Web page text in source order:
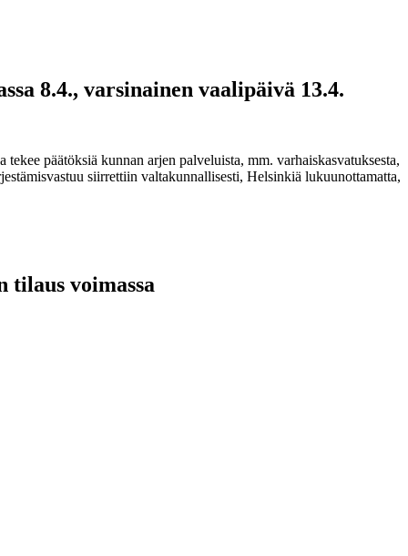
8.4., varsinainen vaalipäivä 13.4.
päätöksiä kunnan arjen palveluista, mm. varhaiskasvatuksesta,
siirrettiin valtakunnallisesti, Helsinkiä lukuunottamatta,
tilaus voimassa